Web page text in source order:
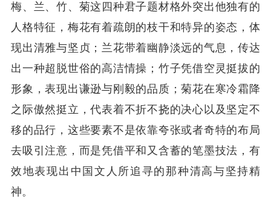
梅、兰、竹、菊这四种君子题材格外突出他独有的
人格特征，梅花有着疏朗的枝干和特异的姿态，体
现出清雅与坚贞；兰花带着幽静淡远的气息，传达
出一种超脱世俗的高洁情操；竹子凭借空灵挺拔的
形象，表现出谦逊与刚毅的品质；菊花在寒冷霜降
之际傲然挺立，代表着不折不挠的决心以及坚定不
移的品行，这些要素不是依靠夸张或者奇特的布局
去吸引注意，而是凭借平和又含蓄的笔墨技法，有
效地表现出中国文人所追寻的那种清高与坚持精
神。